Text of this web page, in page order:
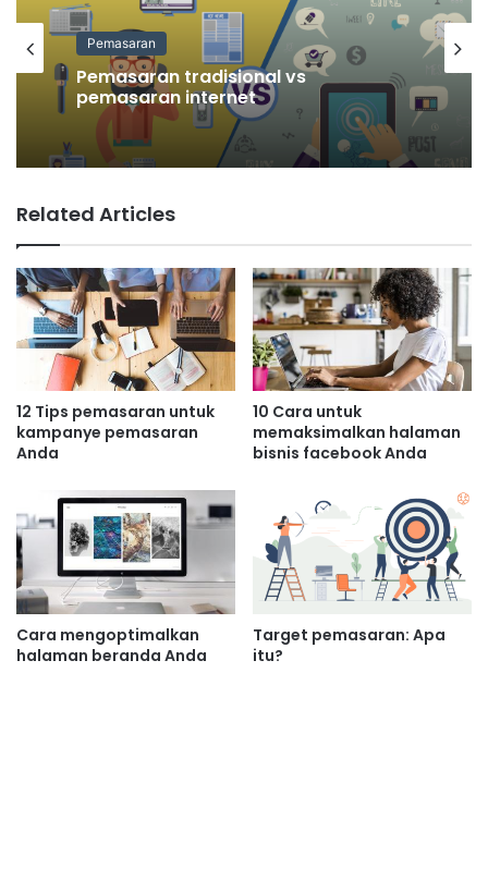
Pemasaran
Pemasaran tradisional vs
pemasaran internet
Related Articles
12 Tips pemasaran untuk
kampanye pemasaran
Anda
10 Cara untuk
memaksimalkan halaman
bisnis facebook Anda
Cara mengoptimalkan
halaman beranda Anda
Target pemasaran: Apa
itu?